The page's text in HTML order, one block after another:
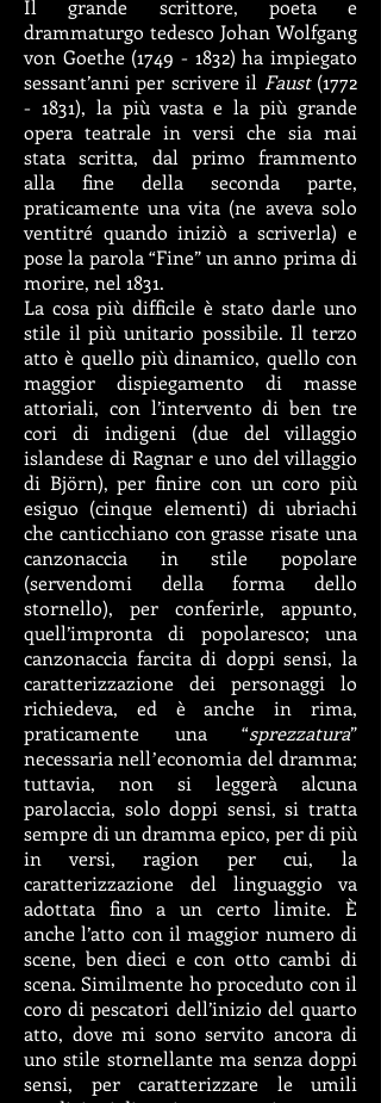
Il grande scrittore, poeta e
drammaturgo tedesco Johan Wolfgang
von Goethe (1749 - 1832) ha impiegato
sessant’anni per scrivere il Faust (1772
- 1831), la più vasta e la più grande
opera teatrale in versi che sia mai
stata scritta, dal primo frammento
alla fine della seconda parte,
praticamente una vita (ne aveva solo
ventitré quando iniziò a scriverla) e
pose la parola “Fine” un anno prima di
morire, nel 1831.
La cosa più difficile è stato darle uno
stile il più unitario possibile. Il terzo
atto è quello più dinamico, quello con
maggior dispiegamento di masse
attoriali, con l’intervento di ben tre
cori di indigeni (due del villaggio
islandese di Ragnar e uno del villaggio
di Björn), per finire con un coro più
esiguo (cinque elementi) di ubriachi
che canticchiano con grasse risate una
canzonaccia in stile popolare
(servendomi della forma dello
stornello), per conferirle, appunto,
quell’impronta di popolaresco; una
canzonaccia farcita di doppi sensi, la
caratterizzazione dei personaggi lo
richiedeva, ed è anche in rima,
praticamente una “sprezzatura”
necessaria nellʼeconomia del dramma;
tuttavia, non si leggerà alcuna
parolaccia, solo doppi sensi, si tratta
sempre di un dramma epico, per di più
in versi, ragion per cui, la
caratterizzazione del linguaggio va
adottata fino a un certo limite. È
anche l’atto con il maggior numero di
scene, ben dieci e con otto cambi di
scena. Similmente ho proceduto con il
coro di pescatori dell’inizio del quarto
atto, dove mi sono servito ancora di
uno stile stornellante ma senza doppi
sensi, per caratterizzare le umili